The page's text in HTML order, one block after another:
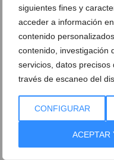
siguientes fines y
acceder a información
contenido
contenido, investigación
servicios, datos precisos
través de escaneo del
CONFIGURAR
ACEPTAR
parte de la población
Revisión de las
más justos
Reducción de la
Reorientar las
movilidad, etc.
Y terminó Julià Álvaro
«no estamos ante un